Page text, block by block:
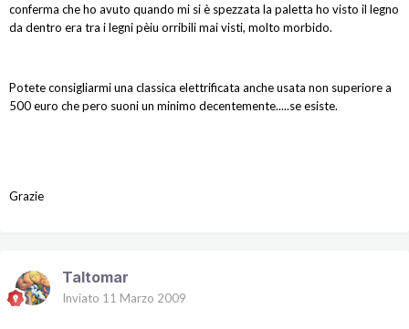
conferma che ho avuto quando mi si è spezzata la paletta ho visto il legno
da dentro era tra i legni pèiu orribili mai visti, molto morbido.
Potete consigliarmi una classica elettrificata anche usata non superiore a
500 euro che pero suoni un minimo decentemente.....se esiste.
Grazie
Taltomar
Inviato 11 Marzo 2009